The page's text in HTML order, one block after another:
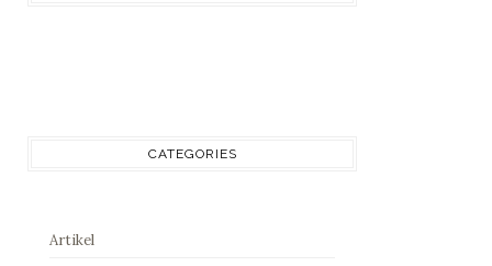
CATEGORIES
Artikel